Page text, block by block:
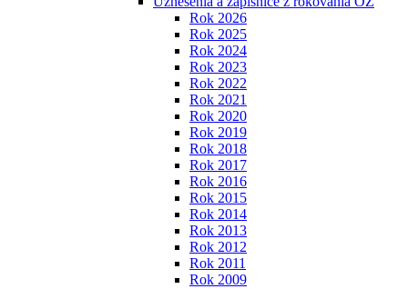
Rok 2026
Rok 2025
Rok 2024
Rok 2023
Rok 2022
Rok 2021
Rok 2020
Rok 2019
Rok 2018
Rok 2017
Rok 2016
Rok 2015
Rok 2014
Rok 2013
Rok 2012
Rok 2011
Rok 2009